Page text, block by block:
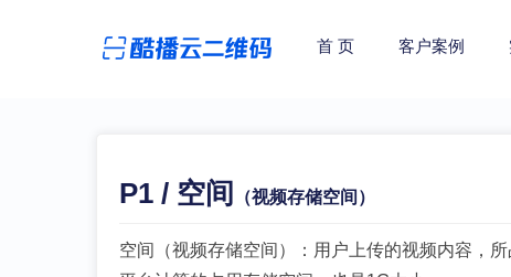
首 页 客户案例
P1 / 空间 （视频存储空间）
空间（视频存储空间）：用户上传的视频内容，